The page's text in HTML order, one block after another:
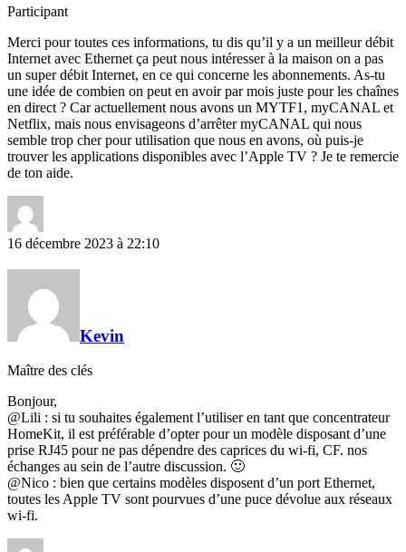
Participant
Merci pour toutes ces informations, tu dis qu’il y a un meilleur débit
Internet avec Ethernet ça peut nous intéresser à la maison on a pas
un super débit Internet, en ce qui concerne les abonnements. As-tu
une idée de combien on peut en avoir par mois juste pour les chaînes
en direct ? Car actuellement nous avons un MYTF1, myCANAL et
Netflix, mais nous envisageons d’arrêter myCANAL qui nous
semble trop cher pour utilisation que nous en avons, où puis-je
trouver les applications disponibles avec l’Apple TV ? Je te remercie
de ton aide.
16 décembre 2023 à 22:10
Kevin
Maître des clés
Bonjour,
@Lili : si tu souhaites également l’utiliser en tant que concentrateur
HomeKit, il est préférable d’opter pour un modèle disposant d’une
prise RJ45 pour ne pas dépendre des caprices du wi-fi, CF. nos
échanges au sein de l’autre discussion. 🙂
@Nico : bien que certains modèles disposent d’un port Ethernet,
toutes les Apple TV sont pourvues d’une puce dévolue aux réseaux
wi-fi.